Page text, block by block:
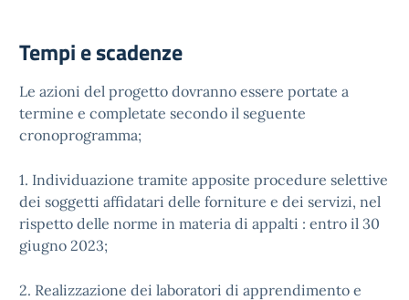
Tempi e scadenze
Le azioni del progetto dovranno essere portate a
termine e completate secondo il seguente
cronoprogramma;
1. Individuazione tramite apposite procedure selettive
dei soggetti affidatari delle forniture e dei servizi, nel
rispetto delle norme in materia di appalti : entro il 30
giugno 2023;
2. Realizzazione dei laboratori di apprendimento e